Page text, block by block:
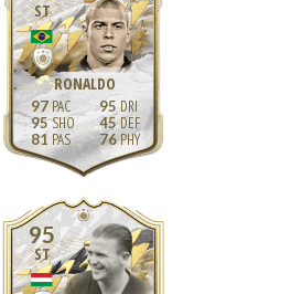
ST
RONALDO
97
95
81
95
45
76
95
ST